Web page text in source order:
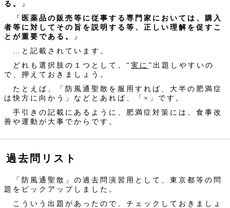
る。
』
『 医薬品の販売等に従事する専門家においては、購入
者等に対してその旨を説明する等、正しい理解を促すこ
とが重要である。
』
…と記載されています。
どれも選択肢の１つとして、“実に ”出題しやすいの
で、押えておきましょう。
たとえば、「防風通聖散を服用すれば、大半の肥満症
は快方に向かう」などとあれば、「×」です。
手引きの記載にあるように、肥満症対策には、食事改
善や運動が大事でからです。
過去問リスト
「防風通聖散」の過去問演習用として、東京都等の問
題をピックアップしました。
こういう出題があったので、チェックしておきましょ